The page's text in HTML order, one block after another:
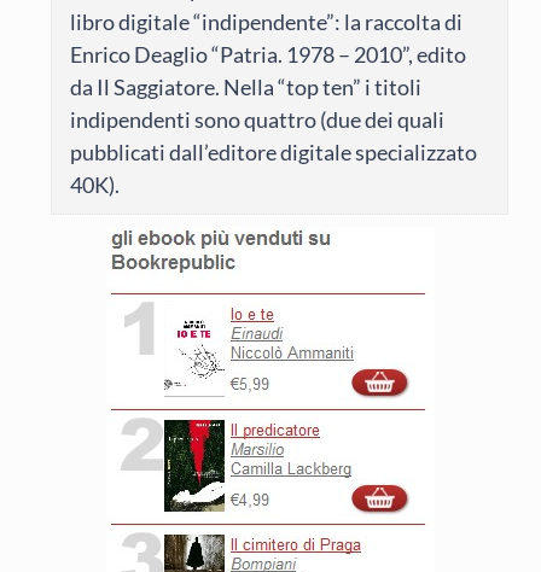
libro digitale “indipendente”: la raccolta di
Enrico Deaglio “Patria. 1978 – 2010”, edito
da Il Saggiatore. Nella “top ten” i titoli
indipendenti sono quattro (due dei quali
pubblicati dall’editore digitale specializzato
40K).